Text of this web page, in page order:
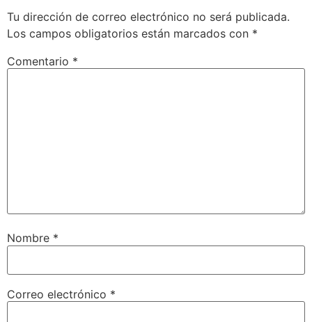
Tu dirección de correo electrónico no será publicada.
Los campos obligatorios están marcados con *
Comentario *
Nombre *
Correo electrónico *